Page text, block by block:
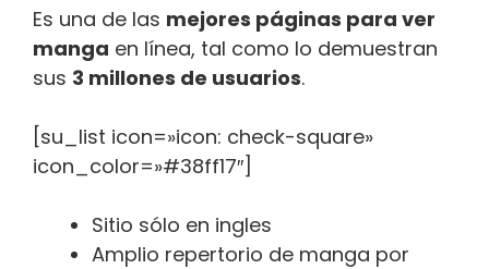
Es una de las mejores páginas para ver
manga en línea, tal como lo demuestran
sus 3 millones de usuarios.
[su_list icon=»icon: check-square»
icon_color=»#38ff17″]
Sitio sólo en ingles
Amplio repertorio de manga por